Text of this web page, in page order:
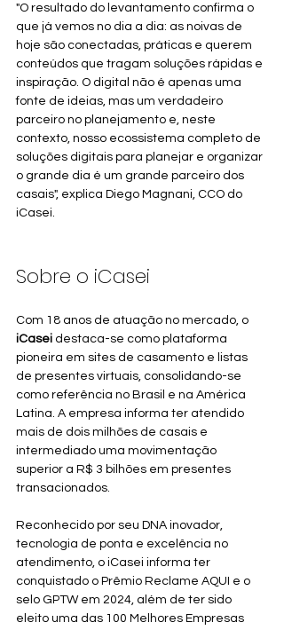
"O resultado do levantamento confirma o
que já vemos no dia a dia: as noivas de
hoje são conectadas, práticas e querem
conteúdos que tragam soluções rápidas e
inspiração. O digital não é apenas uma
fonte de ideias, mas um verdadeiro
parceiro no planejamento e, neste
contexto, nosso ecossistema completo de
soluções digitais para planejar e organizar
o grande dia é um grande parceiro dos
casais", explica Diego Magnani, CCO do
iCasei.
Sobre o iCasei
Com 18 anos de atuação no mercado, o
iCasei destaca-se como plataforma
pioneira em sites de casamento e listas
de presentes virtuais, consolidando-se
como referência no Brasil e na América
Latina. A empresa informa ter atendido
mais de dois milhões de casais e
intermediado uma movimentação
superior a R$ 3 bilhões em presentes
transacionados.
Reconhecido por seu DNA inovador,
tecnologia de ponta e excelência no
atendimento, o iCasei informa ter
conquistado o Prêmio Reclame AQUI e o
selo GPTW em 2024, além de ter sido
eleito uma das 100 Melhores Empresas